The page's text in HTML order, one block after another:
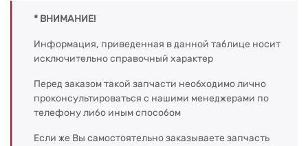
* ВНИМАНИЕ!
Информация, приведенная в данной таблице носит
исключительно справочный характер
Перед заказом такой запчасти необходимо лично
проконсультироваться с нашими менеджерами по
телефону либо иным способом
Если же Вы самостоятельно заказываете запчасть